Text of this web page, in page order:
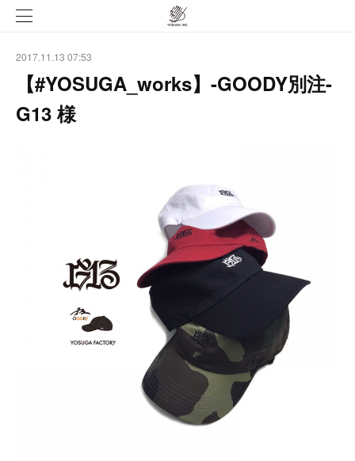
2017.11.13 07:53
【#YOSUGA_works】-GOODY別注-
G13 様